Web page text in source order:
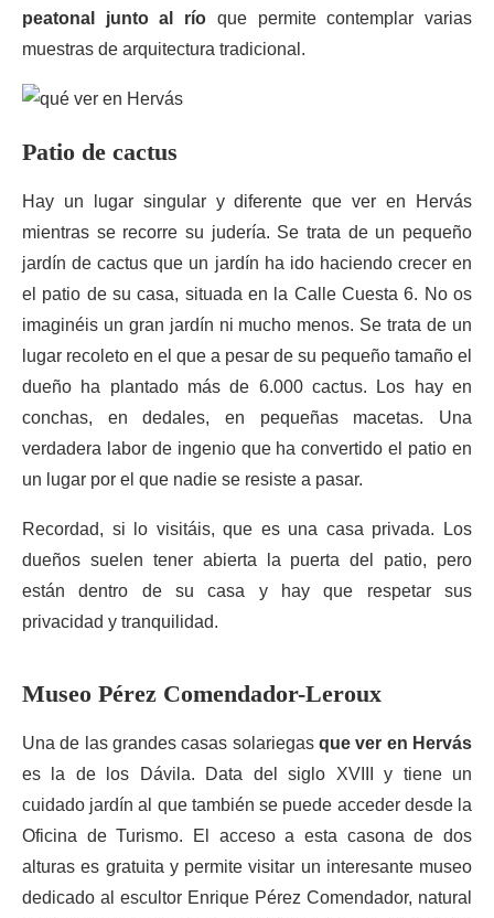
peatonal junto al río que permite contemplar varias
muestras de arquitectura tradicional.
Patio de cactus
Hay un lugar singular y diferente que ver en Hervás
mientras se recorre su judería. Se trata de un pequeño
jardín de cactus que un jardín ha ido haciendo crecer en
el patio de su casa, situada en la Calle Cuesta 6. No os
imaginéis un gran jardín ni mucho menos. Se trata de un
lugar recoleto en el que a pesar de su pequeño tamaño el
dueño ha plantado más de 6.000 cactus. Los hay en
conchas, en dedales, en pequeñas macetas. Una
verdadera labor de ingenio que ha convertido el patio en
un lugar por el que nadie se resiste a pasar.
Recordad, si lo visitáis, que es una casa privada. Los
dueños suelen tener abierta la puerta del patio, pero
están dentro de su casa y hay que respetar sus
privacidad y tranquilidad.
Museo Pérez Comendador-Leroux
Una de las grandes casas solariegas que ver en Hervás
es la de los Dávila. Data del siglo XVIII y tiene un
cuidado jardín al que también se puede acceder desde la
Oficina de Turismo. El acceso a esta casona de dos
alturas es gratuita y permite visitar un interesante museo
dedicado al escultor Enrique Pérez Comendador, natural